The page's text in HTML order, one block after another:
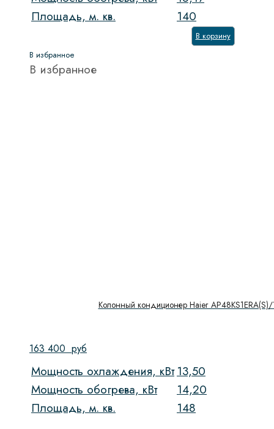
Площадь, м. кв.
140
В корзину
В избранное
В избранное
Колонный кондиционер Haier AP48KS1ERA(S)/
163 400 руб
Мощность охлаждения, кВт 13,50
Мощность обогрева, кВт
14,20
Площадь, м. кв.
148